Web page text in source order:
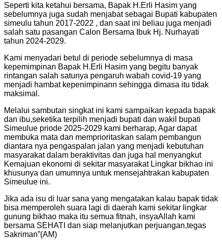
Seperti kita ketahui bersama, Bapak H.Erli Hasim yang
sebelumnya juga sudah menjabat sebagai Bupati kabupaten
simeulu tahun 2017-2022 , dan saat ini beliau juga menjadi
salah satu pasangan Calon Bersama Ibuk Hj. Nurhayati
tahun 2024-2029.
Kami menyadari betul di periode sebelumnya di masa
kepemimpinan Bapak H.Erli Hasim yang begitu banyak
rintangan salah satunya pengaruh wabah covid-19 yang
menjadi hambat kepenimpinann sehingga dimasa itu tidak
maksimal.
Melalui sambutan singkat ini kami sampaikan kepada bapak
dan ibu,seketika terpilih menjadi bupati dan wakil bupati
Simeulue priode 2025-2029 kami berharap, Agar dapat
membuka mata dan memprioritaskan salam pembangun
diantara nya pengaspalan jalan yang menjadi kebutuhan
masyarakat dalam beraktivitas dan juga hal menyangkut
Kemajuan ekonomi di sekitar masyarakat Lingkar bikhao ini
khusunya dan umumnya untuk mensejahtrakan kabupaten
Simeulue ini.
Jika ada isu di luar sana yang mengatakan kalau bapak tidak
bisa memperoleh suara lagi di daerah kami sekitar lingkar
gunung bikhao maka itu semua fitnah, insyaAllah kami
bersama SEHATI dan siap melanjutkan perjuangan,tegas
Sakriman”(AM)